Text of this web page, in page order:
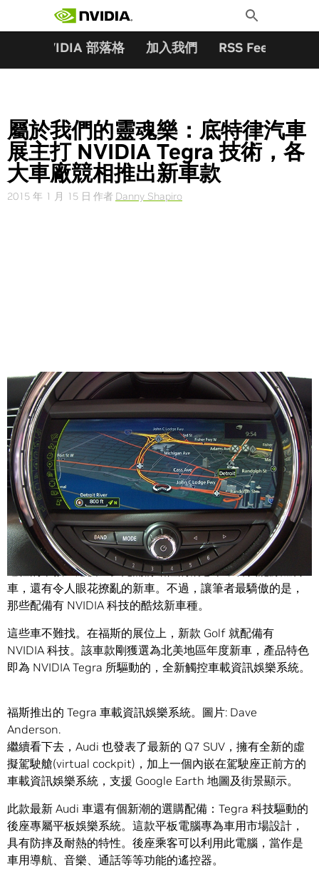
Toggle
Search
NVIDIA 部落格 加入我們 RSS Feeds
屬於我們的靈魂樂：底特律汽車
展主打 NVIDIA Tegra 技術，各
大車廠競相推出新車款
2015 年 1 月 15 日 作者 Danny Shapiro
Share
底特律的氣溫比冰箱還低，但是在下城區文化中心展區，一
場壯闊演出的底特律車展(North American International
Auto Show)，即將熱情引爆。
這裡的車款一應俱全。充滿前瞻性的概念車，替代能源燃料
車，還有令人眼花撩亂的新車。不過，讓筆者最驕傲的是，
那些配備有 NVIDIA 科技的酷炫新車種。
這些車不難找。在福斯的展位上，新款 Golf 就配備有
NVIDIA 科技。該車款剛獲選為北美地區年度新車，產品特色
即為 NVIDIA Tegra 所驅動的，全新觸控車載資訊娛樂系統。
福斯推出的 Tegra 車載資訊娛樂系統。圖片: Dave
Anderson.
繼續看下去，Audi 也發表了最新的 Q7 SUV，擁有全新的虛
擬駕駛艙(virtual cockpit)，加上一個內嵌在駕駛座正前方的
車載資訊娛樂系統，支援 Google Earth 地圖及街景顯示。
此款最新 Audi 車還有個新潮的選購配備：Tegra 科技驅動的
後座專屬平板娛樂系統。這款平板電腦專為車用市場設計，
具有防摔及耐熱的特性。後座乘客可以利用此電腦，當作是
車用導航、音樂、通話等等功能的遙控器。